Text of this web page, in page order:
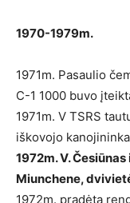
1970-1979m.
1971m. Pasaulio
C-1 1000 buvo
1971m. V TSRS
iškovojo
1972m. V.
Miunchene,
1972m. pradėta